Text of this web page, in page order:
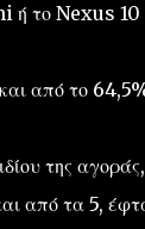
ή το Nexus 10
και από το
της αγοράς,
από τα 5,